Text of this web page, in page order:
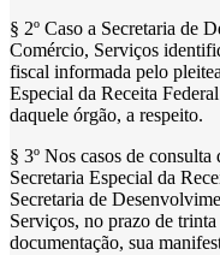
§ 2º Caso a Secretaria de
Comércio, Serviços
fiscal informada pelo
Especial da Receita
daquele órgão, a respeito.
§ 3º Nos casos de consulta
Secretaria Especial da
Secretaria de
Serviços, no prazo de
documentação, sua